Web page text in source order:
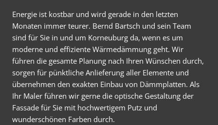
Energie ist kostbar und wird gerade in den letzten
Monaten immer teurer. Bernd Bartsch und sein Team
sind für Sie in und um Korneuburg da, wenn es um
moderne und effiziente Wärmedämmung geht. Wir
führen die gesamte Planung nach Ihren Wünschen durch,
sorgen für pünktliche Anlieferung aller Elemente und
übernehmen den exakten Einbau von Dämmplatten. Als
Ihr Maler führen wir gerne die optische Gestaltung der
Fassade für Sie mit hochwertigem Putz und
wunderschönen Farben durch.